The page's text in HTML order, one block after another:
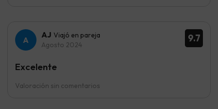
9.7
AJ Viajó en pareja
Agosto 2024
Valoración sin comentarios
Excelente